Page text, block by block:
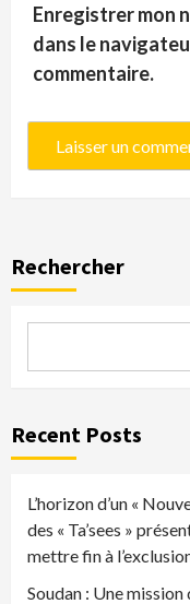
Enregistrer mon
dans le
commentaire.
Rechercher
Recent Posts
L’horizon d’un «
des « Ta’sees »
mettre fin à
Soudan : Une